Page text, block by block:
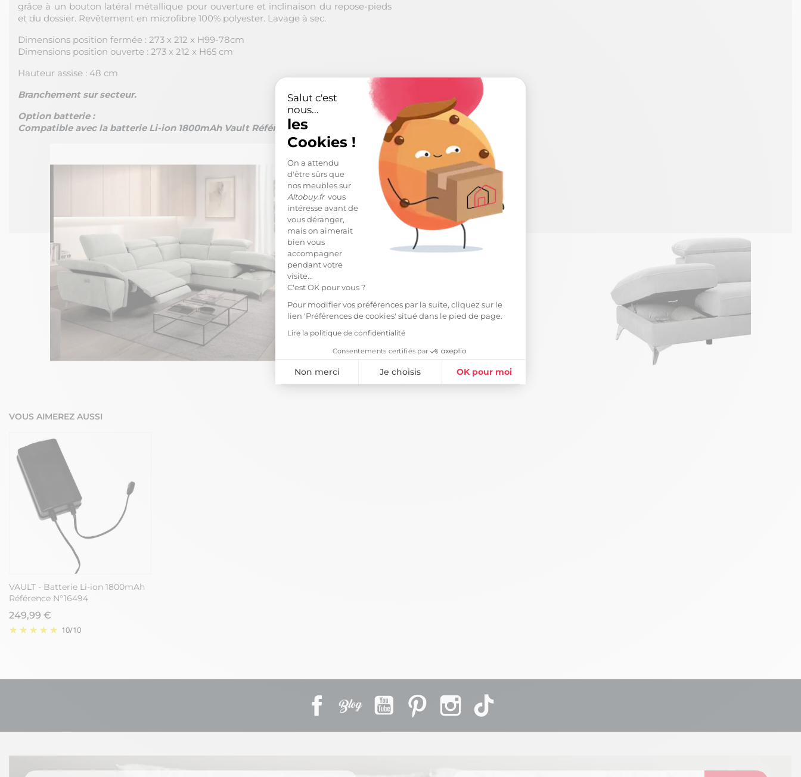
Salut c'est
nous...
les
Cookies !
On a attendu
d'être sûrs que
nos meubles sur
Altobuy.frvous
intéresse avant de
vous déranger,
mais on aimerait
bien vous
accompagner
pendant votre
visite...
C'est OK pour vous ?
Pour modifier vos préférences par la suite, cliquez sur le
lien 'Préférences de cookies' situé dans le pied de page.
Lire la politique de confidentialité
Consentements certifiés par
Non merci Je choisis OK pour moi
grâce à un bouton latéral métallique pour ouverture et inclinaison du repose-pieds
et du dossier. Revêtement en microfibre 100% polyester. Lavage à sec.
Dimensions position fermée : 273 x 212 x H99-78cm
Dimensions position ouverte : 273 x 212 x H65 cm
Hauteur assise : 48 cm
Branchement sur secteur.
Option batterie :
Compatible avec la batterie Li-ion 1800mAh Vault Référence N°16494.
VOUS AIMEREZ AUSSI
VAULT - Batterie Li-ion 1800mAh
Référence N°16494
249,99 €
10/10
Facebook
Rss YouTube PinterestInstagram